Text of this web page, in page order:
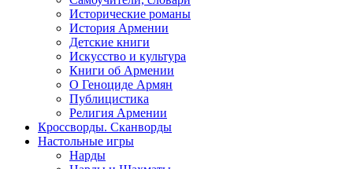
Исторические романы
История Армении
Детские книги
Иcкусство и культура
Книги об Армении
О Геноциде Армян
Публицистика
Религия Армении
Кроссворды. Сканворды
Настольные игры
Нарды